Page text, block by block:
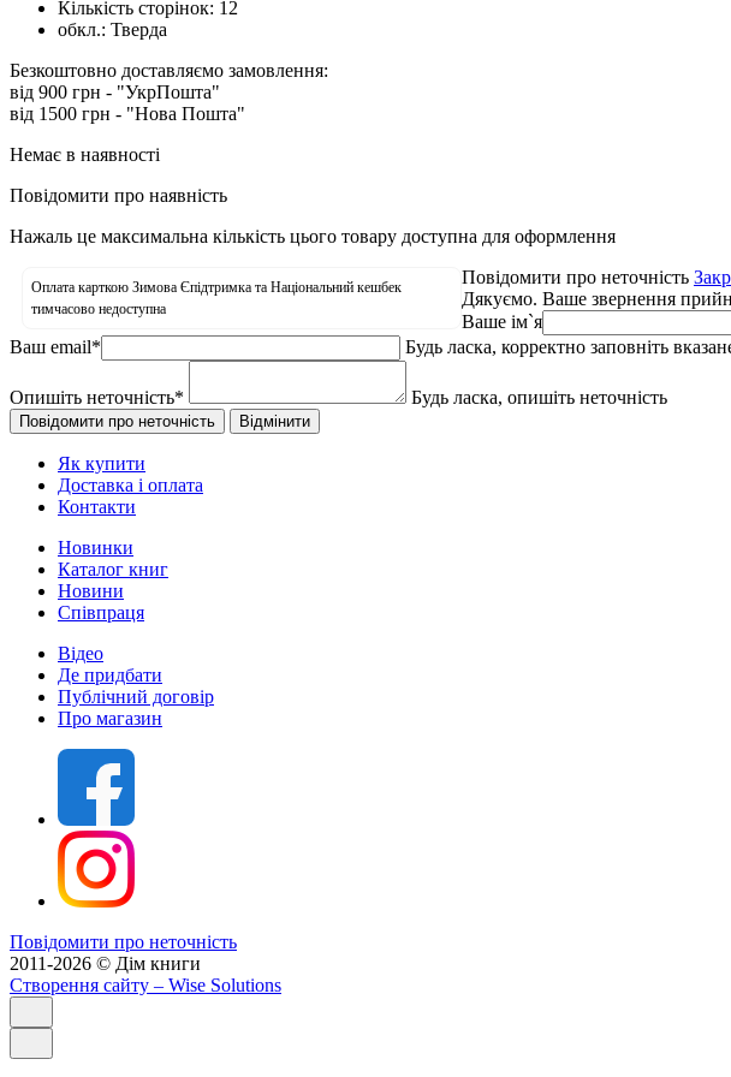
Кількість сторінок: 12
обкл.: Тверда
Безкоштовно доставляємо замовлення:
від 900 грн - "УкрПошта"
від 1500 грн - "Нова Пошта"
Немає в наявності
Повідомити про наявність
Нажаль це максимальна кількість цього товару доступна для оформлення
Оплата карткою Зимова Єпідтримка та Національний кешбек
тимчасово недоступна
Повідомити про неточність
Дякуємо. Ваше звернення
Ваше ім`я
Ваш email* Будь ласка, корректно заповніть
Опишіть неточність* Будь ласка, опишіть неточність
Як купити
Доставка і оплата
Контакти
Новинки
Каталог книг
Новини
Співпраця
Відео
Де придбати
Публічний договір
Про магазин
Повідомити про неточність
2011-2026 © Дім книги
Створення сайту – Wise Solutions